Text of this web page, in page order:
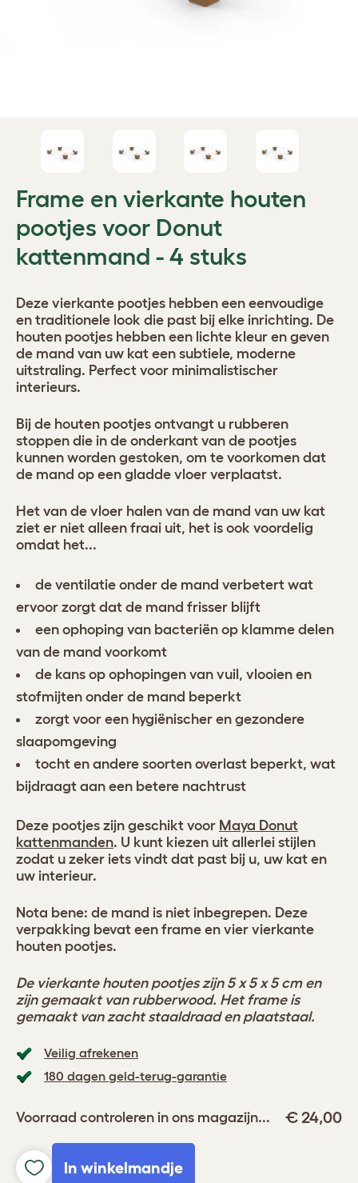
Frame en vierkante houten
pootjes voor Donut
kattenmand - 4 stuks
Veilig afrekenen
180 dagen geld-terug-garantie
Voorraad controleren in ons magazijn... € 24,00
In winkelmandje
Deze vierkante pootjes hebben een eenvoudige
en traditionele look die past bij elke inrichting. De
houten pootjes hebben een lichte kleur en geven
de mand van uw kat een subtiele, moderne
uitstraling. Perfect voor minimalistischer
interieurs.
Bij de houten pootjes ontvangt u rubberen
stoppen die in de onderkant van de pootjes
kunnen worden gestoken, om te voorkomen dat
de mand op een gladde vloer verplaatst.
Het van de vloer halen van de mand van uw kat
ziet er niet alleen fraai uit, het is ook voordelig
omdat het...
de ventilatie onder de mand verbetert wat
ervoor zorgt dat de mand frisser blijft
een ophoping van bacteriën op klamme delen
van de mand voorkomt
de kans op ophopingen van vuil, vlooien en
stofmijten onder de mand beperkt
zorgt voor een hygiënischer en gezondere
slaapomgeving
tocht en andere soorten overlast beperkt, wat
bijdraagt aan een betere nachtrust
Deze pootjes zijn geschikt voor Maya Donut
kattenmanden. U kunt kiezen uit allerlei stijlen
zodat u zeker iets vindt dat past bij u, uw kat en
uw interieur.
Nota bene: de mand is niet inbegrepen. Deze
verpakking bevat een frame en vier vierkante
houten pootjes.
De vierkante houten pootjes zijn 5 x 5 x 5 cm en
zijn gemaakt van rubberwood. Het frame is
gemaakt van zacht staaldraad en plaatstaal.